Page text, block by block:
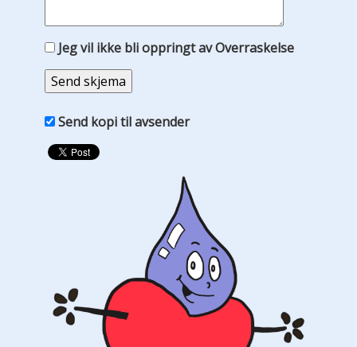
Jeg vil ikke bli oppringt av Overraskelse
Send kopi til avsender